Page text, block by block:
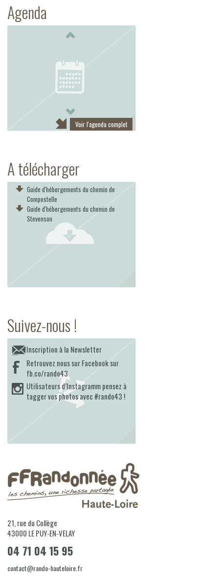
Agenda
Voir l'agenda complet
A télécharger
Guide d'hébergements du chemin de
Compostelle
Guide d'hébergements du chemin de
Stevenson
Suivez-nous !
Inscription à la Newsletter
Retrouvez nous sur Facebook sur
fb.co/rando43
Utilisateurs d’Instagramm pensez à
tagger vos photos avec #rando43 !
21, rue du Collège
43000 LE PUY-EN-VELAY
04 71 04 15 95
contact@rando-hauteloire.fr